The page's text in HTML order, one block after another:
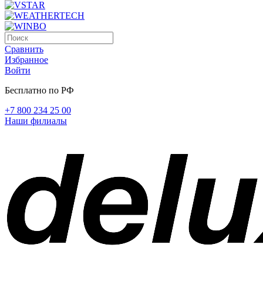
Сравнить
Избранное
Войти
Бесплатно по РФ
+7 800 234 25 00
Наши филиалы